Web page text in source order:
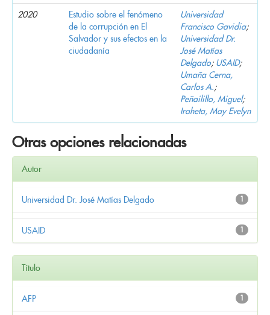
2020
Estudio sobre el fenómeno
de la corrupción en El
Salvador y sus efectos en la
ciudadanía
Universidad
Francisco Gavidia;
Universidad Dr.
José Matías
Delgado; USAID;
Umaña Cerna,
Carlos A.;
Peñailillo, Miguel;
Iraheta, May Evelyn
Otras opciones relacionadas
Autor
1
Universidad Dr. José Matías Delgado
1
USAID
Título
1
AFP